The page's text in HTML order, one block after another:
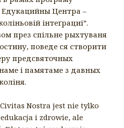
Центра –
інтеґрациі”.
през спільне рыхтуваня
поведе ся створити
предсвяточных
і памятаме з давных
Nostra jest nie tylko
i zdrowie, ale